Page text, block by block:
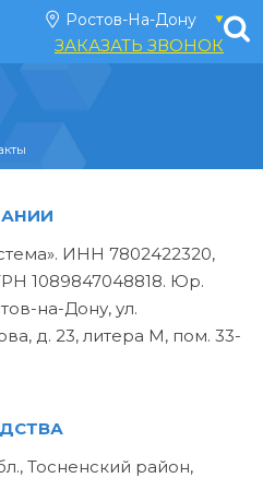
ЗАКАЗАТЬ ЗВОНОК
ИНН 7802422320,
1089847048818. Юр.
на-Дону, ул.
д. 23, литера М, пом. 33-
Тосненский район,